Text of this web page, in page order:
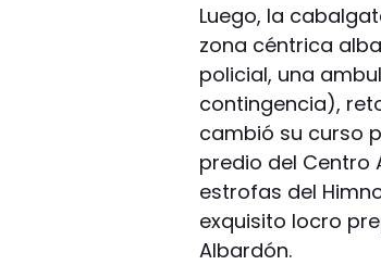
Luego, la
zona céntrica
policial, una
contingencia),
cambió su curso
predio del Centro
estrofas del
exquisito locro
Albardón.